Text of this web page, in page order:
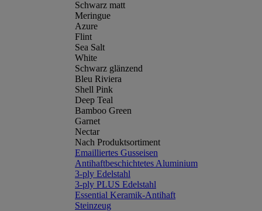
Schwarz matt
Meringue
Azure
Flint
Sea Salt
White
Schwarz glänzend
Bleu Riviera
Shell Pink
Deep Teal
Bamboo Green
Garnet
Nectar
Nach Produktsortiment
Emailliertes Gusseisen
Antihaftbeschichtetes Aluminium
3-ply Edelstahl
3-ply PLUS Edelstahl
Essential Keramik-Antihaft
Steinzeug